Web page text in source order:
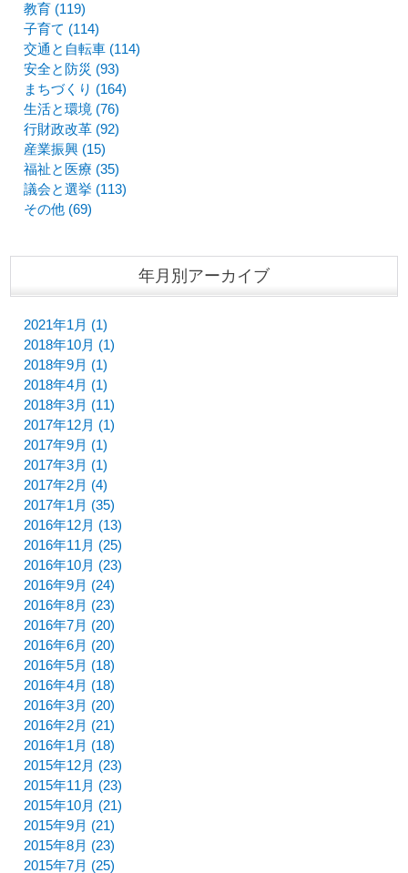
教育 (119)
子育て (114)
交通と自転車 (114)
安全と防災 (93)
まちづくり (164)
生活と環境 (76)
行財政改革 (92)
産業振興 (15)
福祉と医療 (35)
議会と選挙 (113)
その他 (69)
年月別アーカイブ
2021年1月 (1)
2018年10月 (1)
2018年9月 (1)
2018年4月 (1)
2018年3月 (11)
2017年12月 (1)
2017年9月 (1)
2017年3月 (1)
2017年2月 (4)
2017年1月 (35)
2016年12月 (13)
2016年11月 (25)
2016年10月 (23)
2016年9月 (24)
2016年8月 (23)
2016年7月 (20)
2016年6月 (20)
2016年5月 (18)
2016年4月 (18)
2016年3月 (20)
2016年2月 (21)
2016年1月 (18)
2015年12月 (23)
2015年11月 (23)
2015年10月 (21)
2015年9月 (21)
2015年8月 (23)
2015年7月 (25)